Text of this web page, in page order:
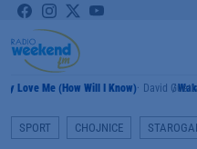
Love Me (How Will I Know) David
SPORT CHOJNICE